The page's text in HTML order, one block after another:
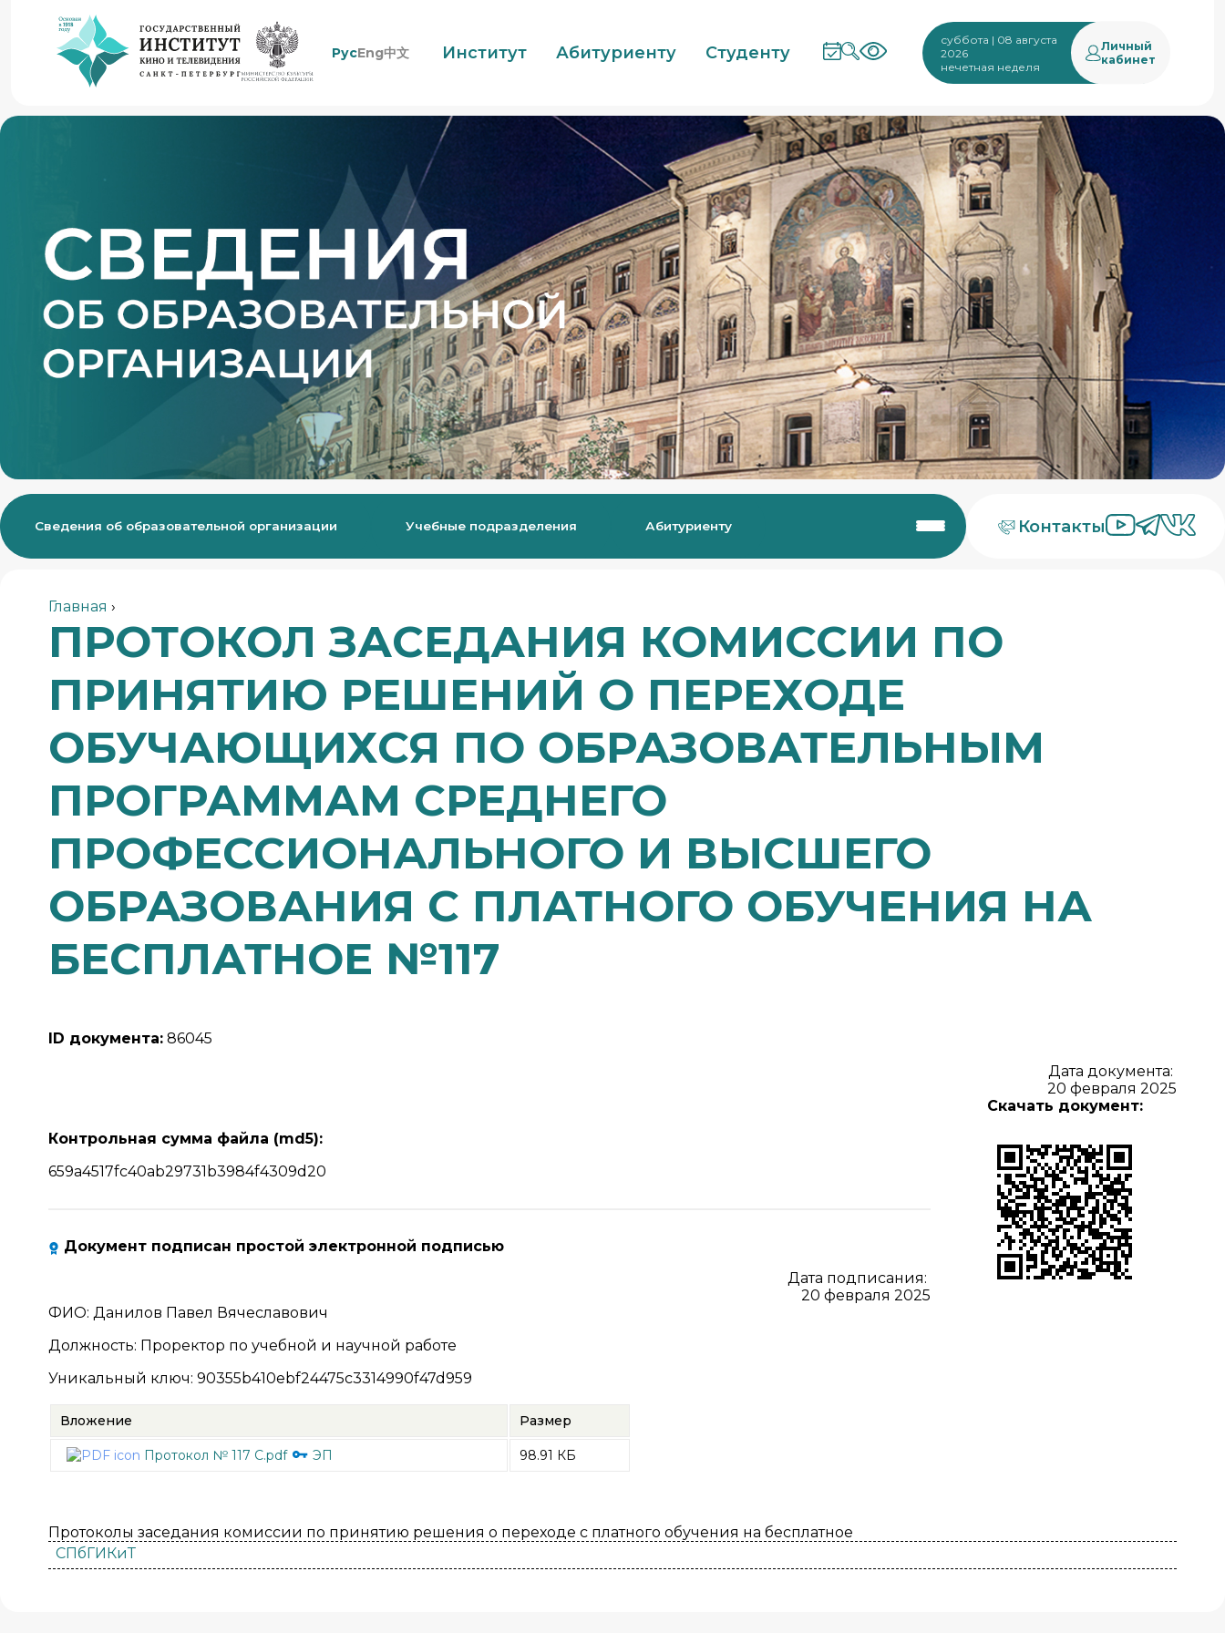
РусEng中文 Институт Абитуриенту Студенту
суббота | 08 августа
2026
нечетная неделя
Личный
кабинет
Сведения об образовательной организации Учебные подразделения Абитуриенту Контакты
Главная ›
ПРОТОКОЛ ЗАСЕДАНИЯ КОМИССИИ ПО
ПРИНЯТИЮ РЕШЕНИЙ О ПЕРЕХОДЕ
ОБУЧАЮЩИХСЯ ПО ОБРАЗОВАТЕЛЬНЫМ
ПРОГРАММАМ СРЕДНЕГО
ПРОФЕССИОНАЛЬНОГО И ВЫСШЕГО
ОБРАЗОВАНИЯ С ПЛАТНОГО ОБУЧЕНИЯ НА
БЕСПЛАТНОЕ №117
ID документа:86045
Дата документа:
20 февраля 2025
Скачать документ:
Контрольная сумма файла (md5):
659a4517fc40ab29731b3984f4309d20
Документ подписан простой электронной подписью
Дата подписания:
20 февраля 2025
ФИО: Данилов Павел Вячеславович
Должность: Проректор по учебной и научной работе
Уникальный ключ: 90355b410ebf24475c3314990f47d959
Вложение Размер
Протокол № 117 С.pdf ЭП 98.91 КБ
Протоколы заседания комиссии по принятию решения о переходе с платного обучения на бесплатное
СПбГИКиТ